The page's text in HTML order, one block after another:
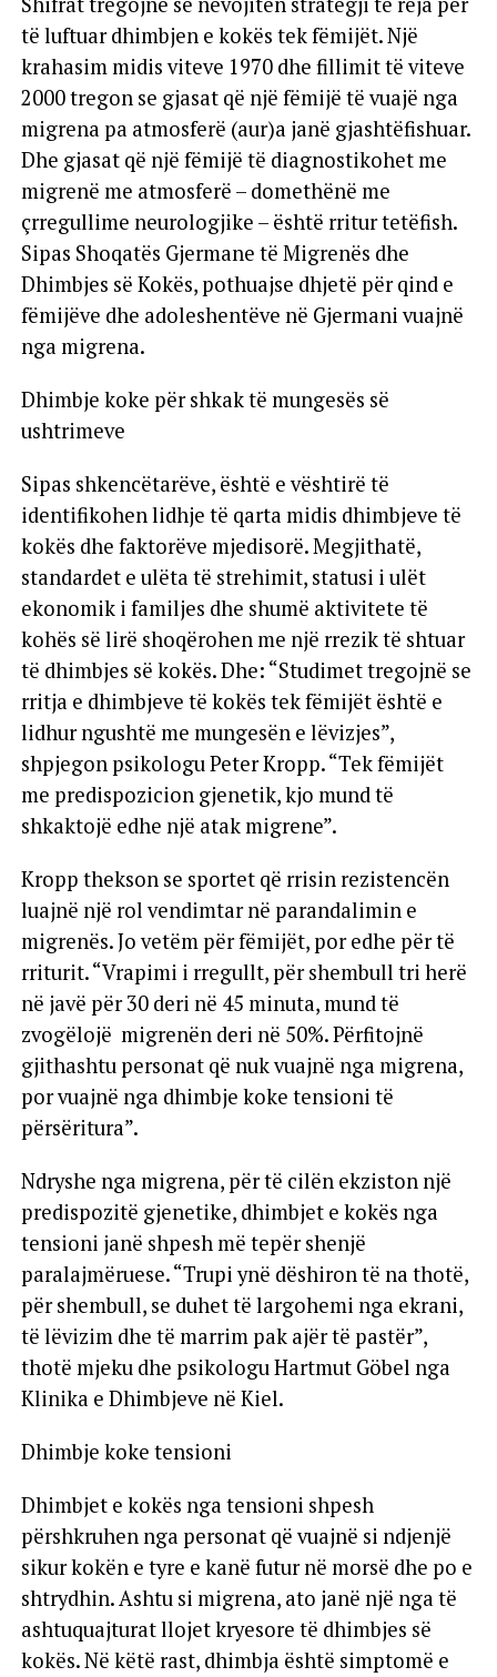
të luftuar dhimbjen e kokës tek fëmijët. Një
krahasim midis viteve 1970 dhe fillimit të viteve
2000 tregon se gjasat që një fëmijë të vuajë nga
migrena pa atmosferë (aur)a janë gjashtëfishuar.
Dhe gjasat që një fëmijë të diagnostikohet me
migrenë me atmosferë – domethënë me
çrregullime neurologjike – është rritur tetëfish.
Sipas Shoqatës Gjermane të Migrenës dhe
Dhimbjes së Kokës, pothuajse dhjetë për qind e
fëmijëve dhe adoleshentëve në Gjermani vuajnë
nga migrena.
Dhimbje koke për shkak të mungesës së
ushtrimeve
Sipas shkencëtarëve, është e vështirë të
identifikohen lidhje të qarta midis dhimbjeve të
kokës dhe faktorëve mjedisorë. Megjithatë,
standardet e ulëta të strehimit, statusi i ulët
ekonomik i familjes dhe shumë aktivitete të
kohës së lirë shoqërohen me një rrezik të shtuar
të dhimbjes së kokës. Dhe: “Studimet tregojnë se
rritja e dhimbjeve të kokës tek fëmijët është e
lidhur ngushtë me mungesën e lëvizjes”,
shpjegon psikologu Peter Kropp. “Tek fëmijët
me predispozicion gjenetik, kjo mund të
shkaktojë edhe një atak migrene”.
Kropp thekson se sportet që rrisin rezistencën
luajnë një rol vendimtar në parandalimin e
migrenës. Jo vetëm për fëmijët, por edhe për të
rriturit. “Vrapimi i rregullt, për shembull tri herë
në javë për 30 deri në 45 minuta, mund të
zvogëlojë migrenën deri në 50%. Përfitojnë
gjithashtu personat që nuk vuajnë nga migrena,
por vuajnë nga dhimbje koke tensioni të
përsëritura”.
Ndryshe nga migrena, për të cilën ekziston një
predispozitë gjenetike, dhimbjet e kokës nga
tensioni janë shpesh më tepër shenjë
paralajmëruese. “Trupi ynë dëshiron të na thotë,
për shembull, se duhet të largohemi nga ekrani,
të lëvizim dhe të marrim pak ajër të pastër”,
thotë mjeku dhe psikologu Hartmut Göbel nga
Klinika e Dhimbjeve në Kiel.
Dhimbje koke tensioni
Dhimbjet e kokës nga tensioni shpesh
përshkruhen nga personat që vuajnë si ndjenjë
sikur kokën e tyre e kanë futur në morsë dhe po e
shtrydhin. Ashtu si migrena, ato janë një nga të
ashtuquajturat llojet kryesore të dhimbjes së
kokës. Në këtë rast, dhimbja është simptomë e